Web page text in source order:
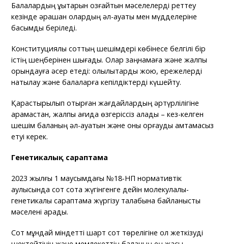
Балалардың құқықтарын қозғайтын мәселелерді реттеу
кезінде әрқашан олардың әл-ауқаты мен мүдделеріне
басымдық беріледі.
Конституциялық соттың шешімдері көбінесе белгілі бір
істің шеңберінен шығады. Олар заңнамаға және жалпы
орындауға әсер етеді: олқылықтарды жою, ережелерді
нақтылау және балаларға кепілдіктерді күшейту.
Қарастырылып отырған жағдайлардың әртүрлілігіне
қарамастан, жалпы қағида өзгеріссіз қалады – кез-келген
шешім баланың әл-ауқатын және оны қорғауды қамтамасыз
етуі керек.
Генетикалық сараптама
2023 жылғы 1 маусымдағы №18-НП нормативтік
қаулысында сот сотқа жүгінгенге дейін молекулалық-
генетикалық сараптама жүргізу талабына байланысты
мәселені қарады.
Сот мұндай міндетті шарт сот төрелігіне қол жеткізуді